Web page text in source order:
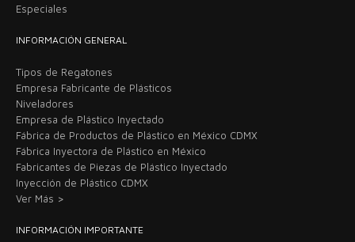
Especiales
INFORMACIÓN GENERAL
Tipos de Regatones
Empresa Fabricante de Plásticos
Niveladores
Empresa de Plástico Inyectado
Fábrica de Productos de Plástico en México CDMX
Fábrica Inyectora de Plástico en México
Fabricantes de Piezas de Plástico Inyectado
Inyección de Plástico CDMX
Ver Más >
INFORMACIÓN IMPORTANTE